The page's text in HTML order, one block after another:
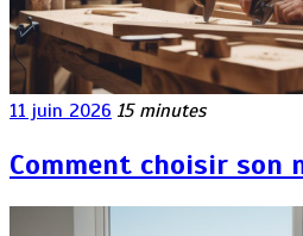
11 juin 2026 15 minutes
Comment choisir son